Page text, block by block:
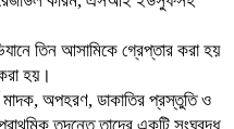
তিন আসামিকে গ্রেপ্তার করা হয়
হয়।
মাদক, অপহরণ, ডাকাতির প্রস্তুতি ও